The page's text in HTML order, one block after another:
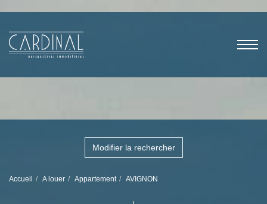
Modifier la rechercher
Accueil A louer Appartement AVIGNON